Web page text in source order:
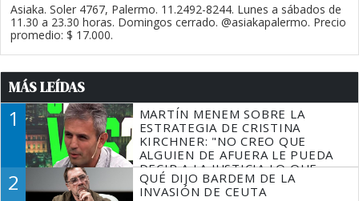
Asiaka. Soler 4767, Palermo. 11.2492-8244. Lunes a sábados de
11.30 a 23.30 horas. Domingos cerrado. @asiakapalermo. Precio
promedio: $ 17.000.
MÁS LEÍDAS
1
MARTÍN MENEM SOBRE LA
ESTRATEGIA DE CRISTINA
KIRCHNER: "NO CREO QUE
ALGUIEN DE AFUERA LE PUEDA
DECIR A LA JUSTICIA LO QUE
TIENE QUE HACER"
2
QUÉ DIJO BARDEM DE LA
INVASIÓN DE CEUTA